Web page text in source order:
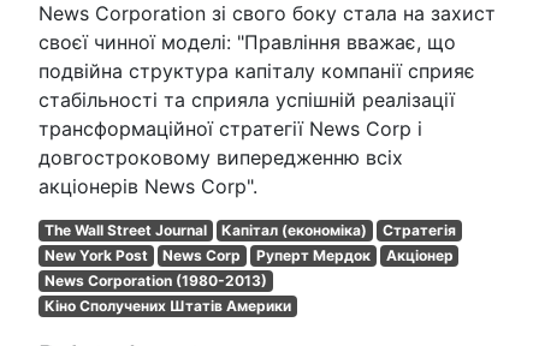
News Corporation зі свого боку стала на захист
своєї чинної моделі: "Правління вважає, що
подвійна структура капіталу компанії сприяє
стабільності та сприяла успішній реалізації
трансформаційної стратегії News Corp і
довгостроковому випередженню всіх
акціонерів News Corp".
The Wall Street Journal Капітал (економіка)
Стратегія
New York Post
News Corp Руперт Мердок
Акціонер
News Corporation (1980-2013)
Кіно Сполучених Штатів Америки